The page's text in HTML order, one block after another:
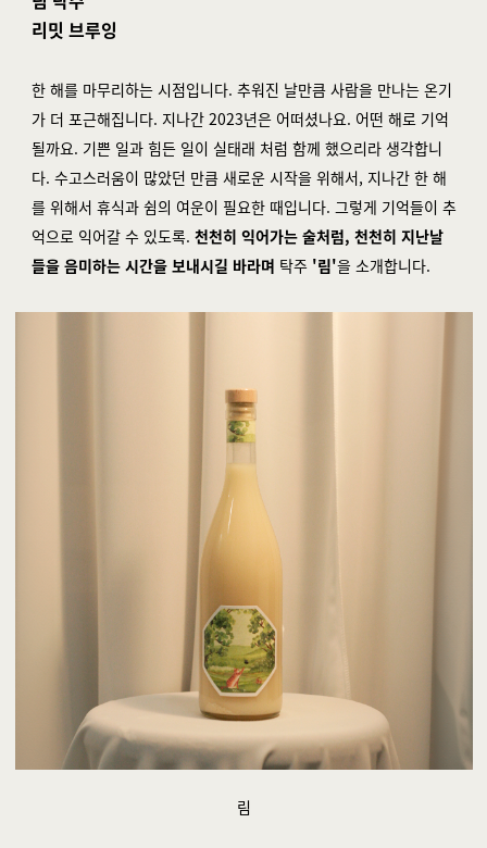
리밋 브루잉
한 해를 마무리하는 시점입니다. 추워진 날만큼 사람을 만나는 온기
가 더 포근해집니다. 지나간 2023년은 어떠셨나요. 어떤 해로 기억
될까요. 기쁜 일과 힘든 일이 실태래 처럼 함께 했으리라 생각합니
다. 수고스러움이 많았던 만큼 새로운 시작을 위해서, 지나간 한 해
를 위해서 휴식과 쉼의 여운이 필요한 때입니다. 그렇게 기억들이 추
억으로 익어갈 수 있도록. 천천히 익어가는 술처럼, 천천히 지난날
들을 음미하는 시간을 보내시길 바라며 탁주'림'을 소개합니다.
림